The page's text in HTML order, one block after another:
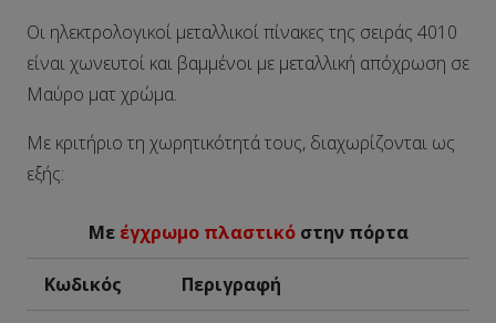
Οι ηλεκτρολογικοί μεταλλικοί πίνακες της σειράς 4010
είναι χωνευτοί και βαμμένοι με μεταλλική απόχρωση σε
Μαύρο ματ χρώμα.
Με κριτήριο τη χωρητικότητά τους, διαχωρίζονται ως
εξής:
Με έγχρωμο πλαστικό στην πόρτα
Κωδικός Περιγραφή